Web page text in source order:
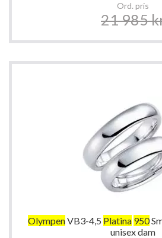
Ord. pris
21 985
OlympenVB3-4,5 Platina 950
unisex dam